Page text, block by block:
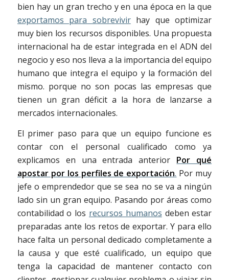
bien hay un gran trecho y en una época en la que
exportamos para sobrevivirhay que optimizar
muy bien los recursos disponibles. Una propuesta
internacional ha de estar integrada en el ADN del
negocio y eso nos lleva a la importancia del equipo
humano que integra el equipo y la formación del
mismo. porque no son pocas las empresas que
tienen un gran déficit a la hora de lanzarse a
mercados internacionales.
El primer paso para que un equipo funcione es
contar con el personal cualificado como ya
explicamos en una entrada anterior Por qué
apostar por los perfiles de exportación. Por muy
jefe o emprendedor que se sea no se va a ningún
lado sin un gran equipo. Pasando por áreas como
contabilidad o los recursos humanos deben estar
preparadas ante los retos de exportar. Y para ello
hace falta un personal dedicado completamente a
la causa y que esté cualificado, un equipo que
tenga la capacidad de mantener contacto con